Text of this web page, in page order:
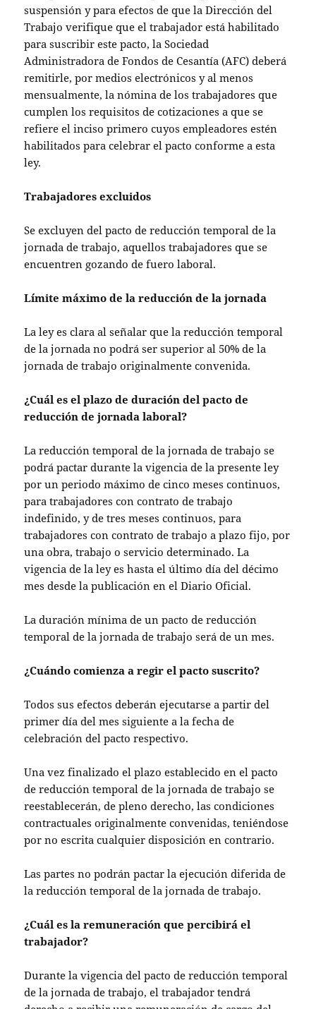
suspensión y para efectos de que la Dirección del
Trabajo verifique que el trabajador está habilitado
para suscribir este pacto, la Sociedad
Administradora de Fondos de Cesantía (AFC) deberá
remitirle, por medios electrónicos y al menos
mensualmente, la nómina de los trabajadores que
cumplen los requisitos de cotizaciones a que se
refiere el inciso primero cuyos empleadores estén
habilitados para celebrar el pacto conforme a esta
ley.
Trabajadores excluidos
Se excluyen del pacto de reducción temporal de la
jornada de trabajo, aquellos trabajadores que se
encuentren gozando de fuero laboral.
Límite máximo de la reducción de la jornada
La ley es clara al señalar que la reducción temporal
de la jornada no podrá ser superior al 50% de la
jornada de trabajo originalmente convenida.
¿Cuál es el plazo de duración del pacto de
reducción de jornada laboral?
La reducción temporal de la jornada de trabajo se
podrá pactar durante la vigencia de la presente ley
por un periodo máximo de cinco meses continuos,
para trabajadores con contrato de trabajo
indefinido, y de tres meses continuos, para
trabajadores con contrato de trabajo a plazo fijo, por
una obra, trabajo o servicio determinado. La
vigencia de la ley es hasta el último día del décimo
mes desde la publicación en el Diario Oficial.
La duración mínima de un pacto de reducción
temporal de la jornada de trabajo será de un mes.
¿Cuándo comienza a regir el pacto suscrito?
Todos sus efectos deberán ejecutarse a partir del
primer día del mes siguiente a la fecha de
celebración del pacto respectivo.
Una vez finalizado el plazo establecido en el pacto
de reducción temporal de la jornada de trabajo se
reestablecerán, de pleno derecho, las condiciones
contractuales originalmente convenidas, teniéndose
por no escrita cualquier disposición en contrario.
Las partes no podrán pactar la ejecución diferida de
la reducción temporal de la jornada de trabajo.
¿Cuál es la remuneración que percibirá el
trabajador?
Durante la vigencia del pacto de reducción temporal
de la jornada de trabajo, el trabajador tendrá